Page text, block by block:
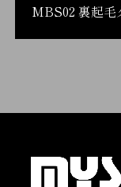
MBS02 裏起毛